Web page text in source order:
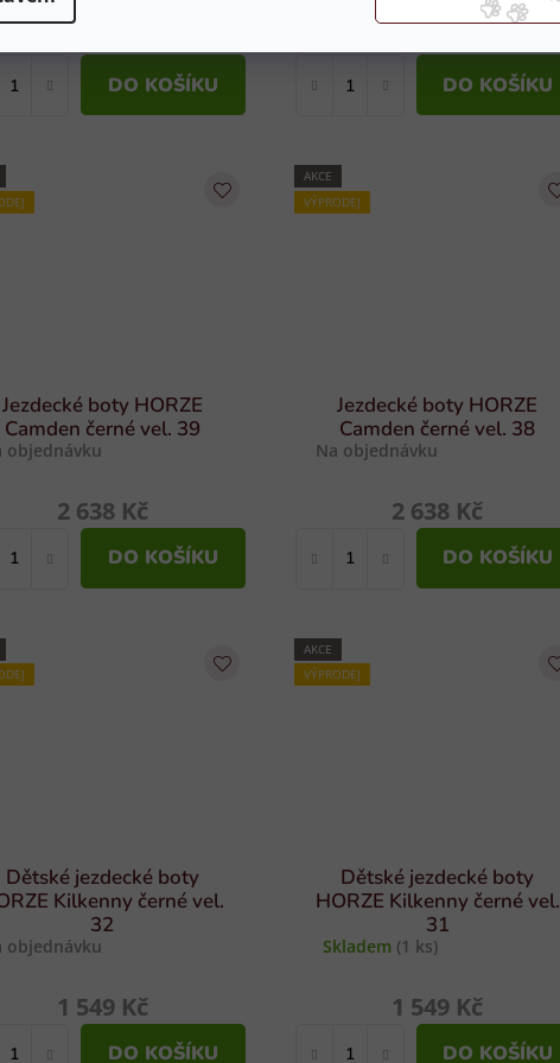
DO KOŠÍKU DO KOŠÍKU
Jezdecké boty HORZE
Camden černé vel. 39
objednávku
2 638 Kč
DO KOŠÍKU
AKCE
VÝPRODEJ
Jezdecké boty HORZE
Camden černé vel. 38
Na objednávku
2 638 Kč
DO KOŠÍKU
Dětské jezdecké boty
Kilkenny černé vel.
32
objednávku
1 549 Kč
DO KOŠÍKU
AKCE
VÝPRODEJ
Dětské jezdecké boty
HORZE Kilkenny černé vel.
31
Skladem (1 ks)
1 549 Kč
DO KOŠÍKU